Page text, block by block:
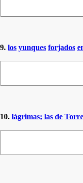
9. los yunques forjados
10. lágrimas; las de